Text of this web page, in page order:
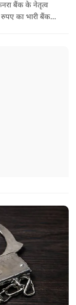
बैंक के नेतृत्व
का भारी बैंक
का अपराध किया